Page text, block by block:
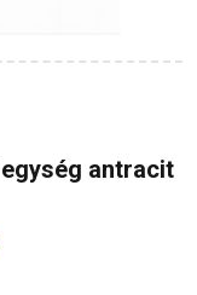
antracit